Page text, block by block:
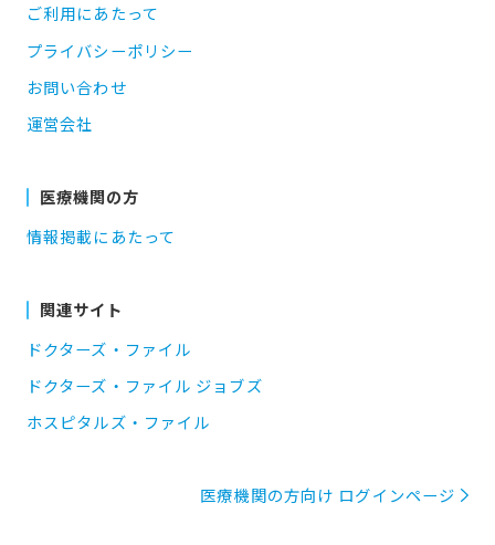
ご利用にあたって
プライバシーポリシー
お問い合わせ
運営会社
医療機関の方
情報掲載にあたって
関連サイト
ドクターズ・ファイル
ドクターズ・ファイル ジョブズ
ホスピタルズ・ファイル
医療機関の方向け ログインページ